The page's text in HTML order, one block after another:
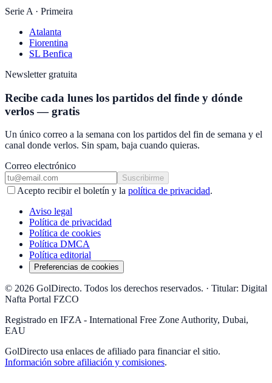
Serie A · Primeira
Atalanta
Fiorentina
SL Benfica
Newsletter gratuita
Recibe cada lunes los partidos del finde y dónde
verlos — gratis
Un único correo a la semana con los partidos del fin de semana y el
canal donde verlos. Sin spam, baja cuando quieras.
Correo electrónico
Suscribirme
Acepto recibir el boletín y la política de privacidad.
Aviso legal
Política de privacidad
Política de cookies
Política DMCA
Política editorial
Preferencias de cookies
© 2026 GolDirecto. Todos los derechos reservados. · Titular: Digital
Nafta Portal FZCO
Registrado en IFZA - International Free Zone Authority, Dubai,
EAU
GolDirecto usa enlaces de afiliado para financiar el sitio.
Información sobre afiliación y comisiones.